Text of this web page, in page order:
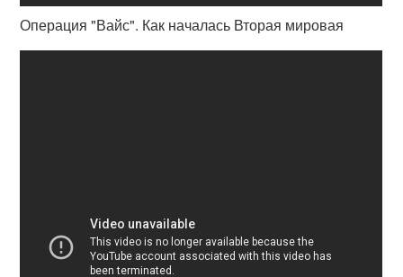
Операция "Вайс". Как началась Вторая мировая